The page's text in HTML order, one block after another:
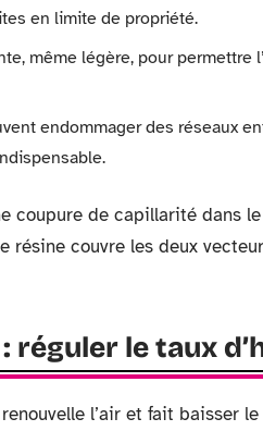
en limite de propriété.
même légère, pour permettre
endommager des réseaux
coupure de capillarité dans
couvre les deux
réguler le taux
l’air et fait baisser